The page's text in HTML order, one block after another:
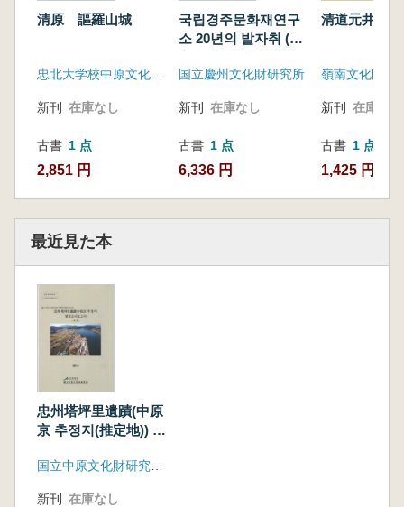
清原 謳羅山城
新刊 在庫なし
古書 1 点
2,851 円
국립경주문화재연구
소 20년의 발자취 (国
20年の歩み)
国立慶州文化財研究所
新刊 在庫なし
古書 1 点
6,336 円
清道元井里
嶺南文化財研
新刊 在庫なし
古書 1 点
1,425 円
最近見た本
忠州塔坪里遺蹟(中原
京 추정지(推定地)) 발
調査報告書) 本文、
新刊 在庫なし